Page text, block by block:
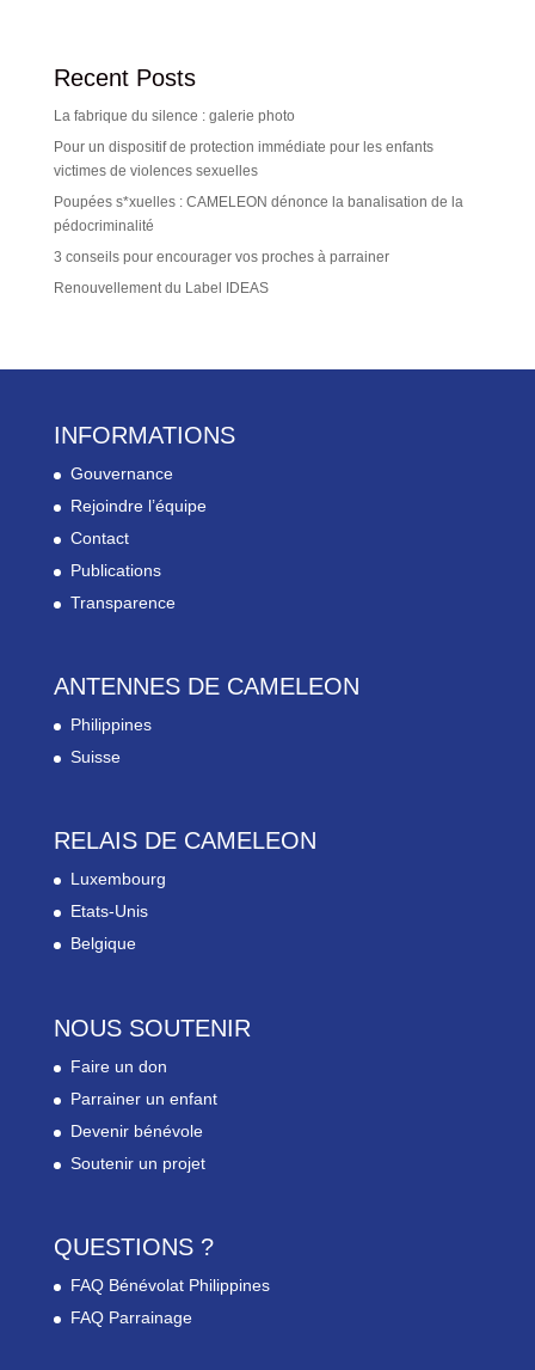
Recent Posts
La fabrique du silence : galerie photo
Pour un dispositif de protection immédiate pour les enfants
victimes de violences sexuelles
Poupées s*xuelles : CAMELEON dénonce la banalisation de la
pédocriminalité
3 conseils pour encourager vos proches à parrainer
Renouvellement du Label IDEAS
INFORMATIONS
Gouvernance
Rejoindre l’équipe
Contact
Publications
Transparence
ANTENNES DE CAMELEON
Philippines
Suisse
RELAIS DE CAMELEON
Luxembourg
Etats-Unis
Belgique
NOUS SOUTENIR
Faire un don
Parrainer un enfant
Devenir bénévole
Soutenir un projet
QUESTIONS ?
FAQ Bénévolat Philippines
FAQ Parrainage